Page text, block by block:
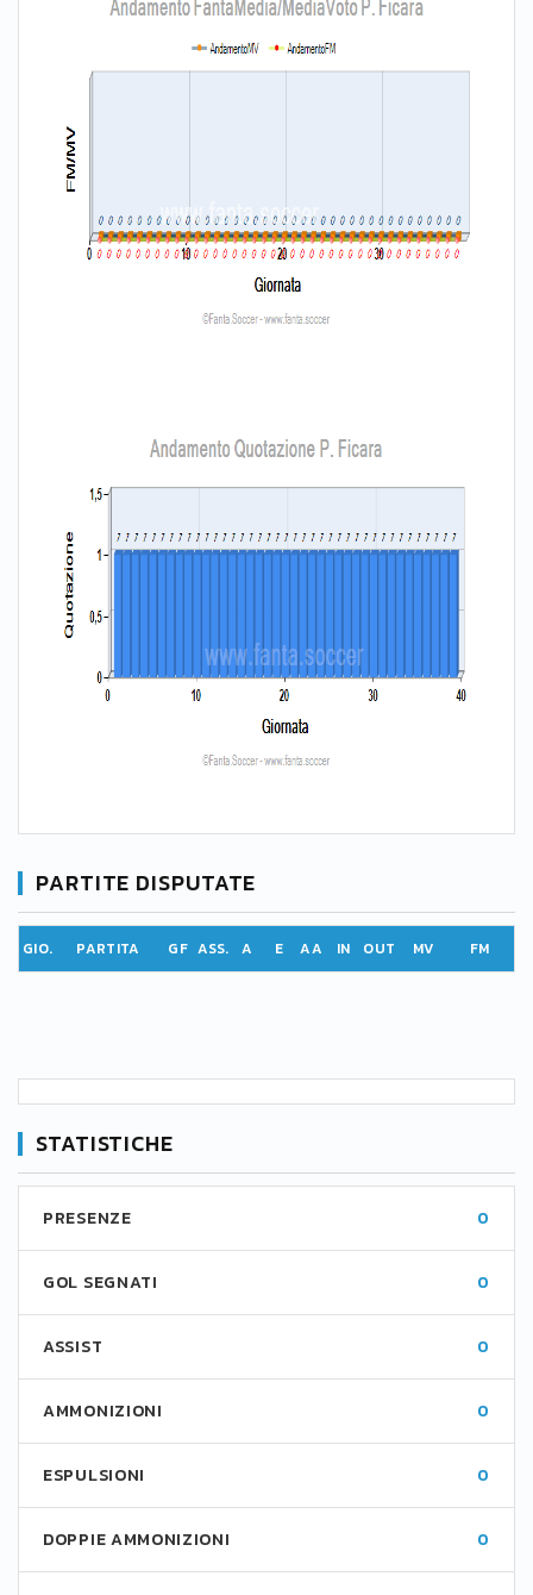
PARTITE DISPUTATE
GIO. PARTITA GF ASS. A E AA IN OUT MV FM
STATISTICHE
PRESENZE 0
GOL SEGNATI 0
ASSIST 0
AMMONIZIONI 0
ESPULSIONI 0
DOPPIE AMMONIZIONI 0